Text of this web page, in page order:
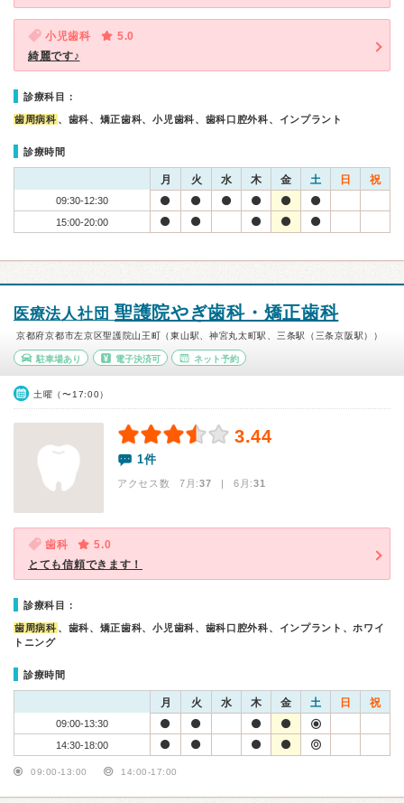
小児歯科
5.0
綺麗です♪
診療科目：
歯周病科 、歯科、矯正歯科、小児歯科、歯科口腔外科、インプラント
診療時間
月 火 水 木 金 土 日 祝
09:30-12:30
15:00-20:00
医療法人社団 聖護院やぎ歯科・矯正歯科
京都府京都市左京区聖護院山王町（東山駅、神宮丸太町駅、三条駅（三条京阪駅））
駐車場あり 電子決済可 ネット予約
土曜（〜17:00）
3.44
1件
アクセス数 7月:37 | 6月:31
歯科
5.0
とても信頼できます！
診療科目：
歯周病科 、歯科、矯正歯科、小児歯科、歯科口腔外科、インプラント、ホワイ
トニング
診療時間
月 火 水 木 金 土 日 祝
09:00-13:30
14:30-18:00
09:00-13:00 14:00-17:00